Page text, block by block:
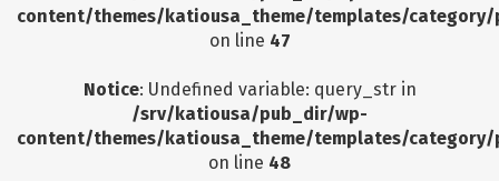
content/themes/katiousa_theme/templates/
on line 47
Notice: Undefined variable: query_str in
/srv/katiousa/pub_dir/wp-
content/themes/katiousa_theme/templates/
on line 48